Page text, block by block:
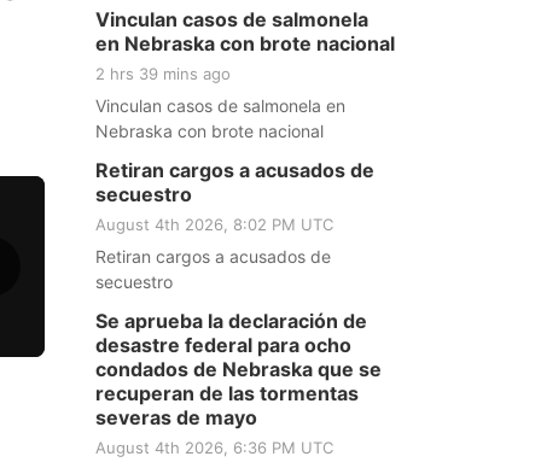
Vinculan casos de salmonela
en Nebraska con brote nacional
2 hrs 39 mins ago
Vinculan casos de salmonela en
Nebraska con brote nacional
Retiran cargos a acusados de
secuestro
August 4th 2026, 8:02 PM UTC
Retiran cargos a acusados de
secuestro
Se aprueba la declaración de
desastre federal para ocho
condados de Nebraska que se
recuperan de las tormentas
severas de mayo
August 4th 2026, 6:36 PM UTC